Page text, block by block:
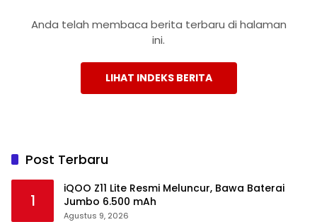
Anda telah membaca berita terbaru di halaman
ini.
LIHAT INDEKS BERITA
Post Terbaru
1
iQOO Z11 Lite Resmi Meluncur, Bawa Baterai
Jumbo 6.500 mAh
Agustus 9, 2026